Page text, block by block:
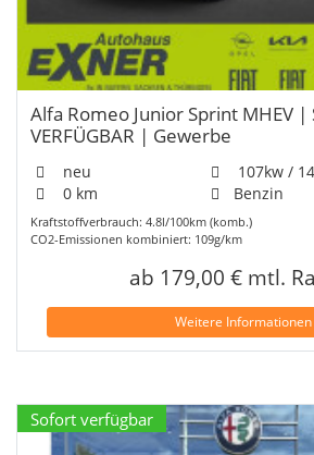
Alfa Romeo Junior Sprint MHEV |
VERFÜGBAR | Gewerbe
neu
107kw /
0 km
Benzin
Kraftstoffverbrauch: 4.8l/100km (komb.)
CO2-Emissionen kombiniert: 109g/km
ab 179,00 € mtl.
Weitere Informationen
Sofort verfügbar